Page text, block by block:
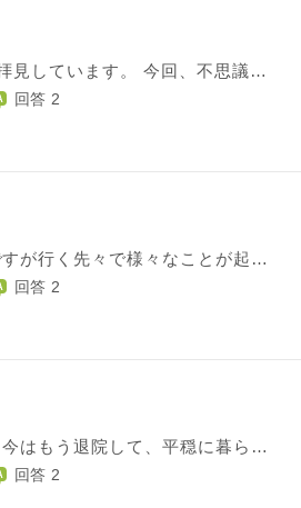
いつもhasunohanaを拝見しています。 今回、不思議な体験をして気になってご相談いたします。 先日の日曜日、午前中に近所の神社とお寺を参拝させていただきました。 お寺の十一面観世音さまに手を合わせ、近くにある弁天さまに真言を唱えていると… 私の真後ろから男性の咳払いが聞こえました。 周りを見渡しましたが誰もいません。 よくお参りに行く所で今までに無い体験でビックリしました。 何か悪いことが起こる前触れなんでしょうか？
回答 2
よく、旅行に行くのですが行く先々で様々なことが起こります。 新幹線関係では、乗った数日以内に人身事故(2回連続)や焼身自殺、駅構内ロッカーからバラバラの遺体(これは帰る当日)が発見される等こう言った事によく、遭遇していました。 よく起こるのは、京都や西の方に旅行など行くと必ずと言っていいほど震度3以上の有感地震が起きることです。先月も京都へと行くその日に大阪北部地震がありました。地震などは毎日起きているとは思いますが...。 現在、仕事で岡山へつい数日前に入ったばかりで特別警報が出ていて何故、私の行った先々でこういったことが起きてしまうのか怖くなりました。 たまたまだとは思うのですがやはり、あまりにも多く不思議に思ったので質問してみました。 考え過ぎだとは思いますが...。
回答 2
昨夜、脳梗塞になり、今はもう退院して、平穏に暮らしていますが。 後遺症が残り、左手は、動かなくなってしまい、今リハビリ中です。 どうしてこんな事になってしまったのか、両親が頼りにしているお坊さんに相談したら、8年前に私は双子の一人を死産してしまった事があります。 その生まれて来れなかった赤ちゃんが、自分だけ生まれ来れなくて、寂しいから母親を呼んでいてこうなったと言われました。 私に痛い目に遭わせてやろうと、祟りみたいな事を言われたのです。 入域中に、その事を聞かされてから、毎日怖くてたまりません。次はいつ呼ばれるのとか色々考えてしまって。 これから、どういう心持ちで生きていけば、良いのかわからなくて怖いのです。 ちなみに旦那さんは全く信じていません。
回答 2